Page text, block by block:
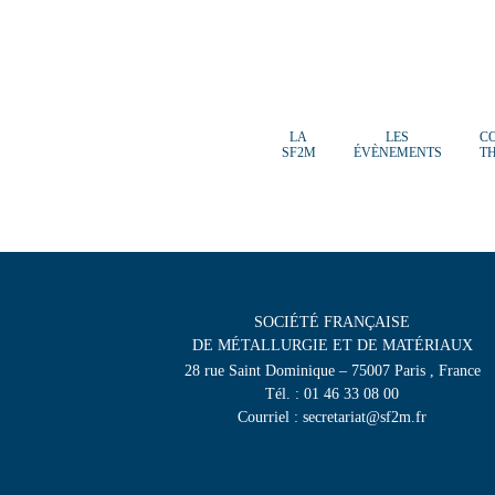
LA
SF2M
LES
ÉVÈNEMENTS
SOCIÉTÉ FRANÇAISE
DE MÉTALLURGIE ET DE MATÉRIAUX
28 rue Saint Dominique – 75007 Paris , France
Tél. : 01 46 33 08 00
Courriel : secretariat@sf2m.fr